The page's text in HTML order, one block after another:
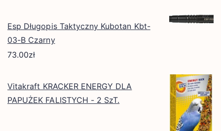
Esp Długopis Taktyczny Kubotan Kbt-
03-B Czarny
73.00zł
Vitakraft KRACKER ENERGY DLA
PAPUŻEK FALISTYCH - 2 SzT.